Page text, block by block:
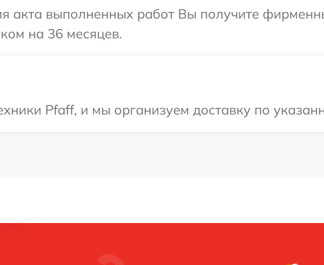
акта выполненных работ Вы получите
на 36 месяцев.
Pfaff, и мы организуем доставку по